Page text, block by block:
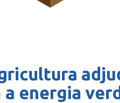
energia